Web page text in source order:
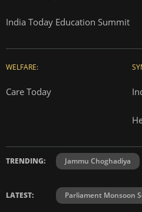
India Today Education Summit
WELFARE:
Care Today
TRENDING: Jammu Choghadiya
LATEST: Parliament Monsoon